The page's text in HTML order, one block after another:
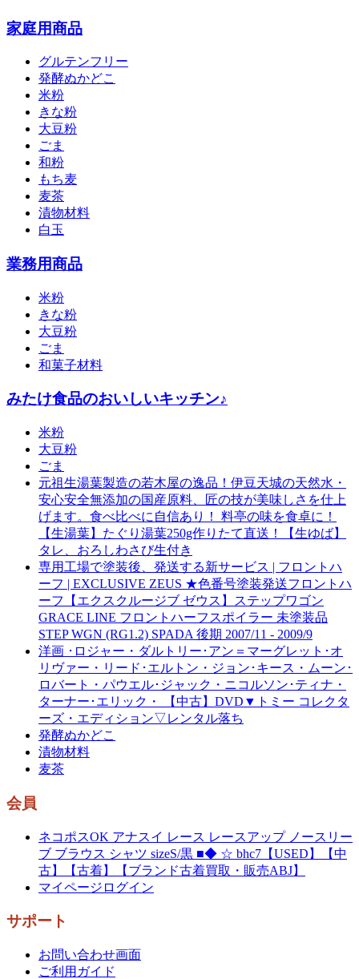
家庭用商品
グルテンフリー
発酵ぬかどこ
米粉
きな粉
大豆粉
ごま
和粉
もち麦
麦茶
漬物材料
白玉
業務用商品
米粉
きな粉
大豆粉
ごま
和菓子材料
みたけ食品のおいしいキッチン♪
米粉
大豆粉
ごま
元祖生湯葉製造の若木屋の逸品！伊豆天城の天然水・
安心安全無添加の国産原料、匠の技が美味しさを仕上
げます。食べ比べに自信あり！ 料亭の味を食卓に！
【生湯葉】たぐり湯葉250g作りたて直送！【生ゆば】
タレ、おろしわさび生付き
専用工場で塗装後、発送する新サービス | フロントハ
ーフ | EXCLUSIVE ZEUS ★色番号塗装発送フロントハ
ーフ【エクスクルージブ ゼウス】ステップワゴン
GRACE LINE フロントハーフスポイラー 未塗装品
STEP WGN (RG1.2) SPADA 後期 2007/11 - 2009/9
洋画 ･ロジャー・ダルトリー･アン＝マーグレット･オ
リヴァー・リード･エルトン・ジョン･キース・ムーン･
ロバート・パウエル･ジャック・ニコルソン･ティナ・
ターナー･エリック・ 【中古】DVD▼トミー コレクタ
ーズ・エディション▽レンタル落ち
発酵ぬかどこ
漬物材料
麦茶
会員
ネコポスOK アナスイ レース レースアップ ノースリー
ブ ブラウス シャツ sizeS/黒 ■◆ ☆ bhc7【USED】【中
古】【古着】【ブランド古着買取・販売ABJ】
マイページログイン
サポート
お問い合わせ画面
ご利用ガイド